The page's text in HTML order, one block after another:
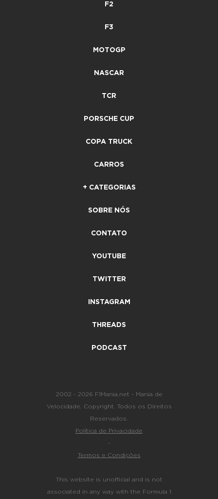
F2
F3
MOTOGP
NASCAR
TCR
PORSCHE CUP
COPA TRUCK
CARROS
+ CATEGORIAS
SOBRE NÓS
CONTATO
YOUTUBE
TWITTER
INSTAGRAM
THREADS
PODCAST
2002 - 2026 F1Mania.net - Mania de
Velocidade. Copyright. Todos os Direitos
Reservados.
Política de Privacidade
-
Termos e Condições
This website is unofficial and is not
associated in any way with the Formula 1